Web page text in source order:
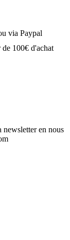
via Paypal
100€ d'achat
newsletter en nous